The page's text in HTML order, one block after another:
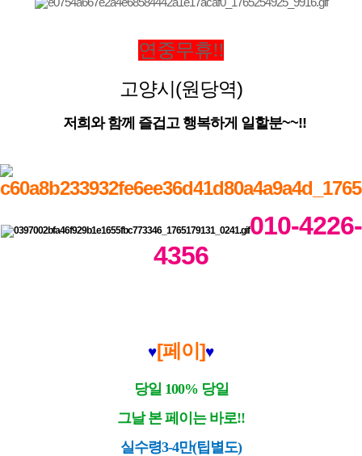
연중무휴!!
고양시(원당역)
저희와 함께 즐겁고 행복하게 일할분~~!!
010-4226-
4356
♥[페이]♥
당일 100% 당일
그날 본 페이는 바로!!
실수령3-4만(팁별도)